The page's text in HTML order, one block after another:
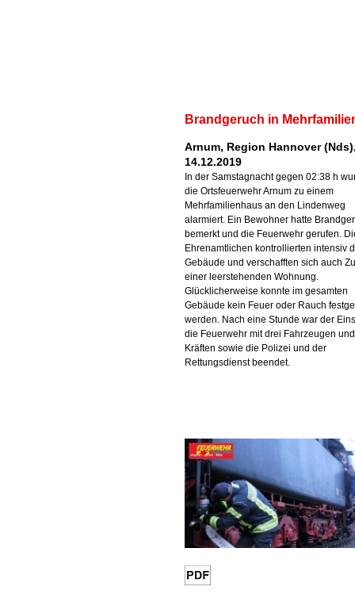
Brandgeruch in
Arnum, Region Hannover
14.12.2019
In der Samstagnacht gegen 02:38 h
die Ortsfeuerwehr Arnum zu einem
Mehrfamilienhaus an den Lindenweg
alarmiert. Ein Bewohner hatte
bemerkt und die Feuerwehr gerufen.
Ehrenamtlichen kontrollierten intensiv
Gebäude und verschafften sich auch
einer leerstehenden Wohnung.
Glücklicherweise konnte im gesamten
Gebäude kein Feuer oder Rauch
werden. Nach eine Stunde war der
die Feuerwehr mit drei Fahrzeugen
Kräften sowie die Polizei und der
Rettungsdienst beendet.